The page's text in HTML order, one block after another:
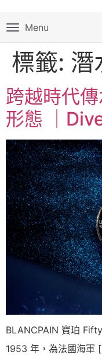
Menu
標籤: 潛
跨越時代
形態 ｜
BLANCPAIN 寶珀
1953 年，為法國海軍